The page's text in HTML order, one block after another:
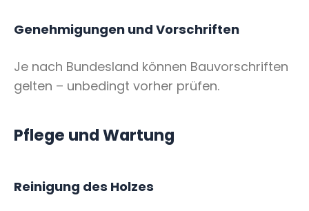
Genehmigungen und Vorschriften
Je nach Bundesland können Bauvorschriften
gelten – unbedingt vorher prüfen.
Pflege und Wartung
Reinigung des Holzes